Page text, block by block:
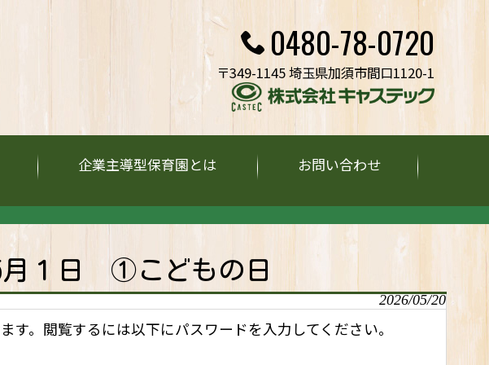
0480-78-0720
〒349-1145 埼玉県加須市間口1120-1
企業主導型保育園とは お問い合わせ
月１日 ①こどもの日
2026/05/20
す。閲覧するには以下にパスワードを入力してください。